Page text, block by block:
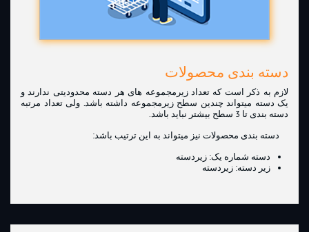
دسته بندی محصولات
لازم به ذکر است که تعداد زیرمجموعه های هر دسته محدودیتی ندارند و
یک دسته میتواند چندین سطح زیرمجموعه داشته باشد. ولی تعداد مرتبه
دسته بندی تا 3 سطح بیشتر نباید باشد.
دسته بندی محصولات نیز میتواند به این ترتیب باشد:
دسته شماره یک: زیردسته
زیر دسته: زیردسته